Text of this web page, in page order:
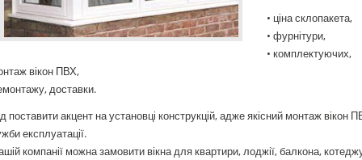
• ціна склопакета,
• фурнітури,
• комплектуючих,
вікон ПВХ,
доставки.
поставити акцент на установці конструкцій, адже якісний монтаж
експлуатації.
компанії можна замовити вікна для квартири, лоджії, балкона,